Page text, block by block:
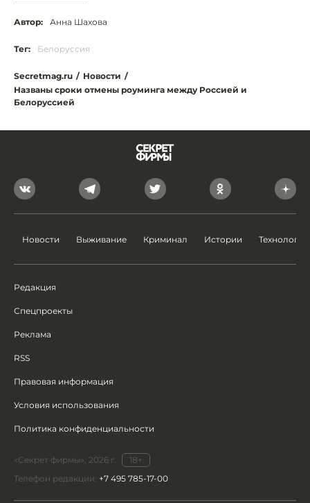
Автор: Анна Шахова
Тег: Белоруссия
Secretmag.ru / Новости /
Названы сроки отмены роуминга между Россией и
Белоруссией
Новости Выживание Криминал Истории Технологии
Редакция
Спецпроекты
Реклама
RSS
Правовая информация
Условия использования
Политика конфиденциальности
«Секрет фирмы», 2026 г.
18+
Телефон редакции: +7 495 785-17-00